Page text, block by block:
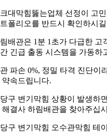
대막힘뚫는업체 선정이 고
폴리오를 반드시 확인하시
배관은 1분 1초가 다급한 고
긴급 출동 시스템을 가동하
파손 0%, 정밀 타격 진단이
약속드립니다.
구 변기막힘 상황이 발생하
해결사 하림배관을 찾아주십
구 변기막힘 오수관막힘 테